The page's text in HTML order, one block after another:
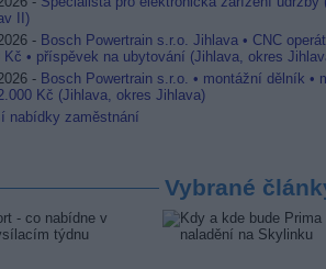
II)
- Bosch Powertrain s.r.o. Jihlava • CNC
Kč • příspěvek na ubytování (Jihlava, okres
- Bosch Powertrain s.r.o. • montážní dělník •
Kč (Jihlava, okres Jihlava)
nabídky zaměstnání
Vybrané